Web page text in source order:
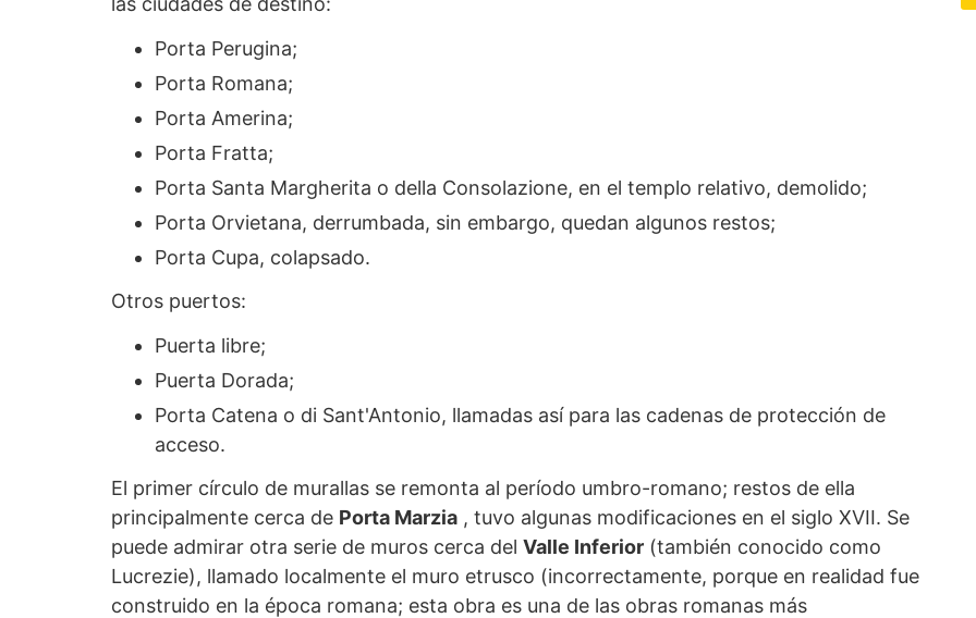
Porta Perugina;
Porta Romana;
Porta Amerina;
Porta Fratta;
Porta Santa Margherita o della Consolazione, en el templo relativo, demolido;
Porta Orvietana, derrumbada, sin embargo, quedan algunos restos;
Porta Cupa, colapsado.
Otros puertos:
Puerta libre;
Puerta Dorada;
Porta Catena o di Sant'Antonio, llamadas así para las cadenas de protección de
acceso.
El primer círculo de murallas se remonta al período umbro-romano; restos de ella
principalmente cerca de Porta Marzia , tuvo algunas modificaciones en el siglo XVII. Se
puede admirar otra serie de muros cerca del Valle Inferior (también conocido como
Lucrezie), llamado localmente el muro etrusco (incorrectamente, porque en realidad fue
construido en la época romana; esta obra es una de las obras romanas más